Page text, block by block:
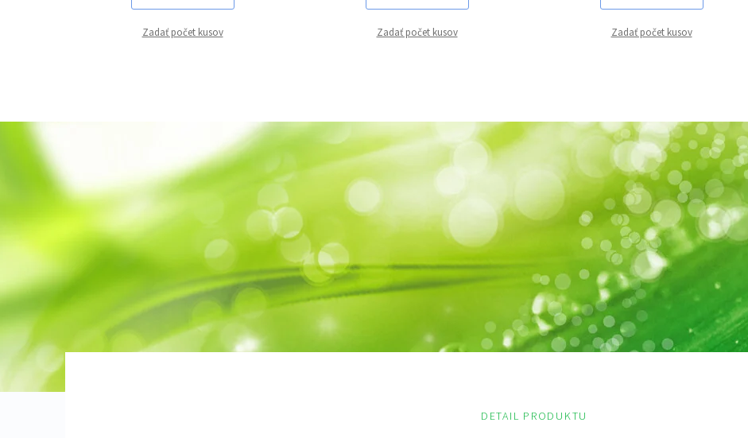
Zadať počet kusov Zadať počet kusov Zadať počet kusov
DETAIL PRODUKTU